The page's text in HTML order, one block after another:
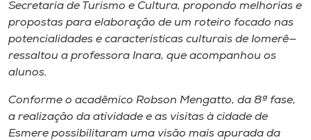
Secretaria de Turismo e Cultura, propondo melhorias e
propostas para elaboração de um roteiro focado nas
potencialidades e características culturais de Iomerê—
ressaltou a professora Inara, que acompanhou os
alunos.
Conforme o acadêmico Robson Mengatto, da 8ª fase,
a realização da atividade e as visitas à cidade de
Esmere possibilitaram uma visão mais apurada da